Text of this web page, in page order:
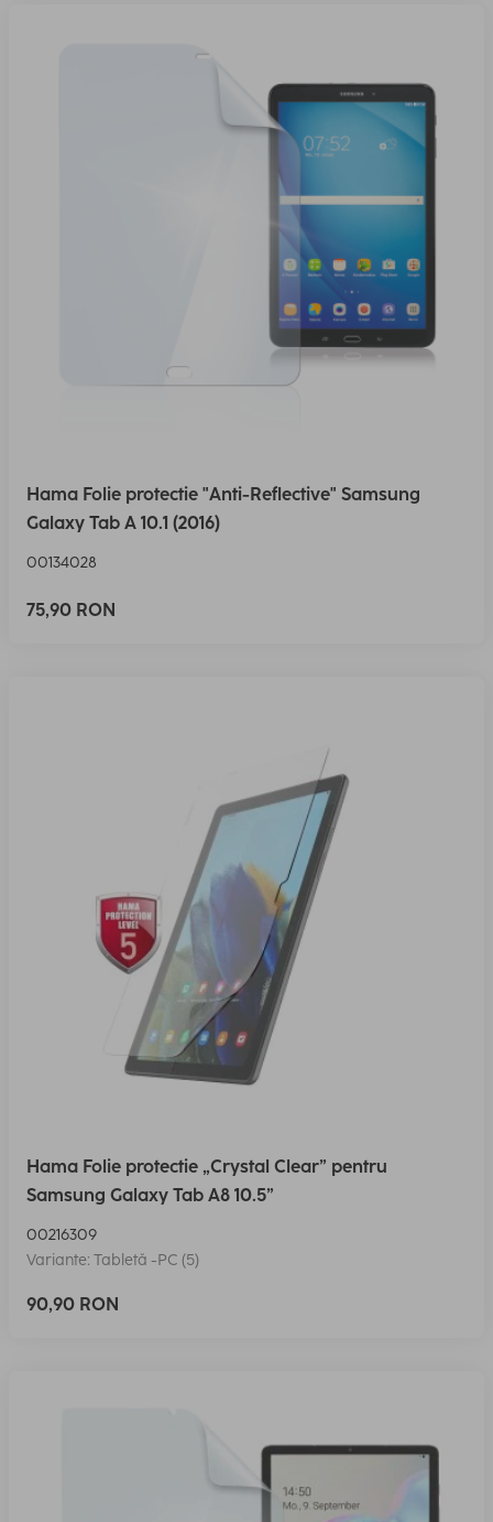
Hama Folie protectie "Anti-Reflective" Samsung
Galaxy Tab A 10.1 (2016)
00134028
75,90 RON
Hama Folie protectie „Crystal Clear” pentru
Samsung Galaxy Tab A8 10.5”
00216309
Variante: Tabletă -PC (5)
90,90 RON